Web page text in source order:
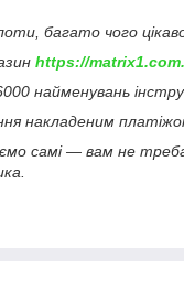
багато чого
https://
найменувань
накладеним
самі — вам не